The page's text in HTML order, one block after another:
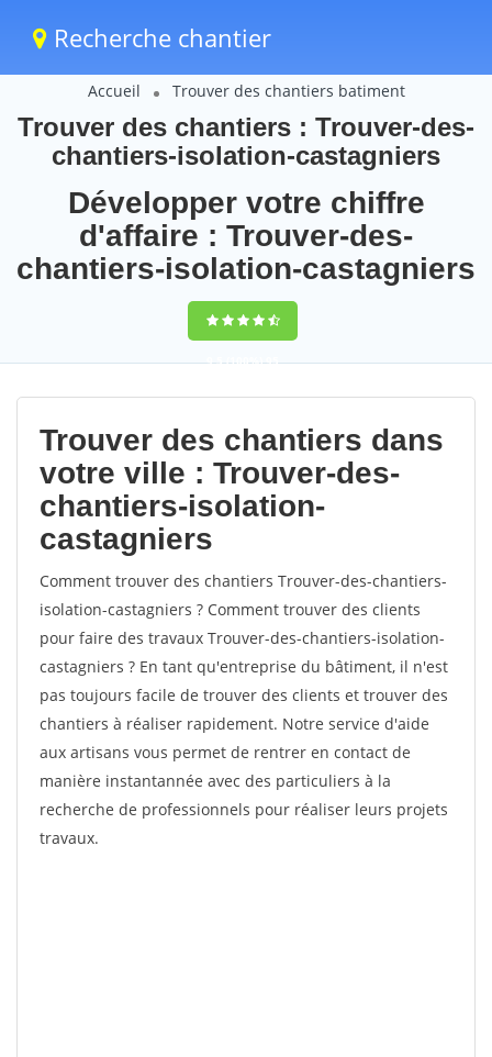
Recherche chantier
Accueil Trouver des chantiers batiment
Trouver des chantiers : Trouver-des-
chantiers-isolation-castagniers
Développer votre chiffre
d'affaire : Trouver-des-
chantiers-isolation-castagniers
9,5(100%)95
votes
Trouver des chantiers dans
votre ville : Trouver-des-
chantiers-isolation-
castagniers
Comment trouver des chantiers Trouver-des-chantiers-
isolation-castagniers ? Comment trouver des clients
pour faire des travaux Trouver-des-chantiers-isolation-
castagniers ? En tant qu'entreprise du bâtiment, il n'est
pas toujours facile de trouver des clients et trouver des
chantiers à réaliser rapidement. Notre service d'aide
aux artisans vous permet de rentrer en contact de
manière instantannée avec des particuliers à la
recherche de professionnels pour réaliser leurs projets
travaux.